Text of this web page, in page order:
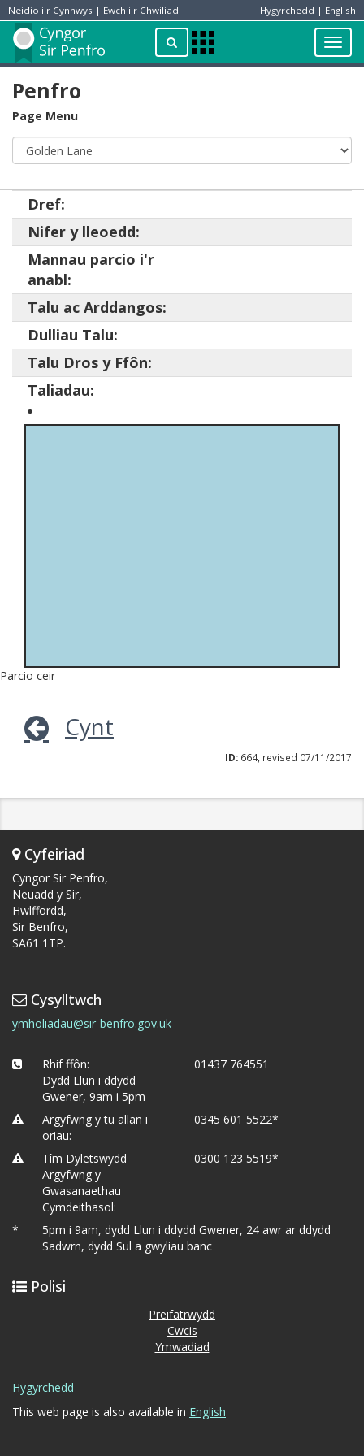
Neidio i'r Cynnwys | Ewch i'r Chwiliad | Hygyrchedd | English
ChwilioApps
Menu
Preswylydd
Penfro
Page Menu
Dref:
Nifer y lleoedd:
Mannau parcio i'r
anabl:
Talu ac Arddangos:
Dulliau Talu:
Talu Dros y Ffôn:
Taliadau:
Parcio ceir
Cynt
ID: 664, revised 07/11/2017
Cyfeiriad
Cyngor Sir Penfro,
Neuadd y Sir,
Hwlffordd,
Sir Benfro,
SA61 1TP.
Cysylltwch
ymholiadau@sir-benfro.gov.uk
Rhif ffôn:
Dydd Llun i ddydd
Gwener, 9am i 5pm
01437 764551
Argyfwng y tu allan i
oriau:
0345 601 5522*
Tîm Dyletswydd
Argyfwng y
Gwasanaethau
Cymdeithasol:
0300 123 5519*
*
5pm i 9am, dydd Llun i ddydd Gwener, 24 awr ar ddydd
Sadwrn, dydd Sul a gwyliau banc
Polisi
Preifatrwydd
Cwcis
Ymwadiad
Hygyrchedd
This web page is also available in English